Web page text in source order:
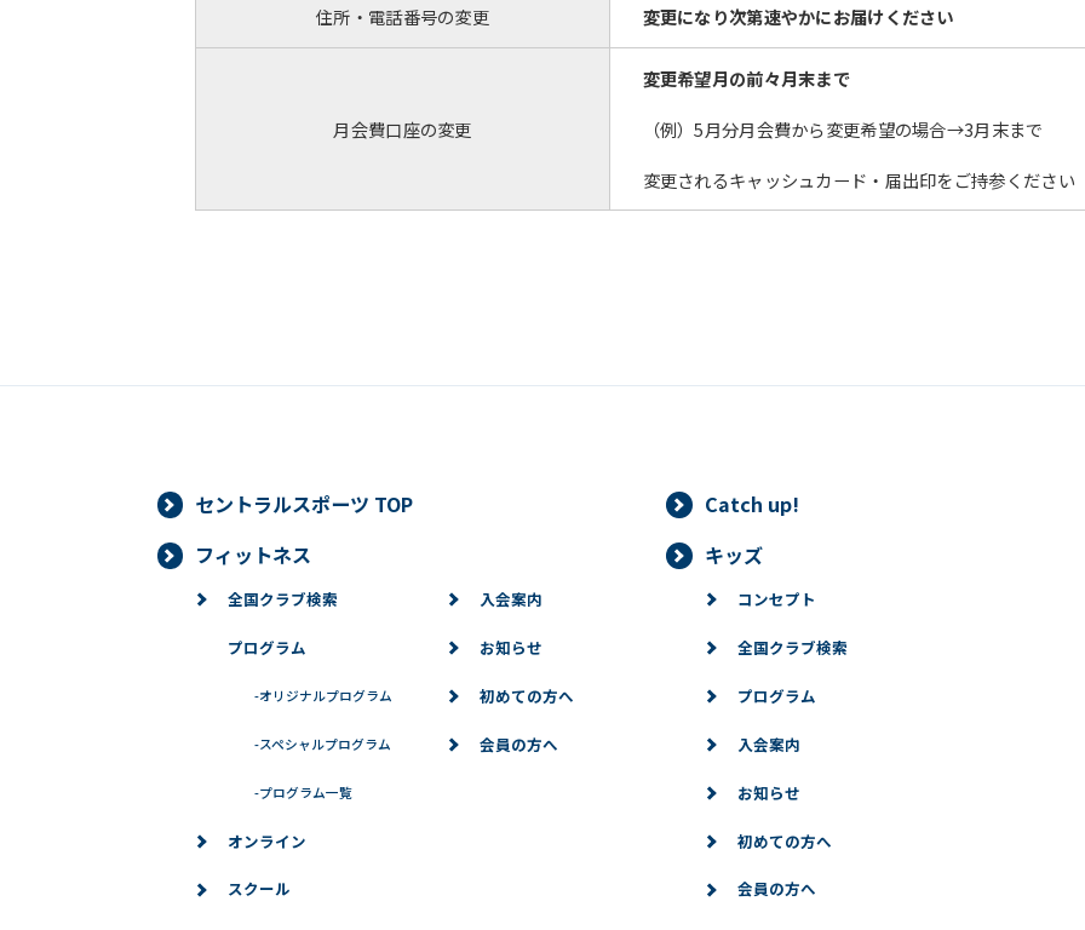
住所・電話番号の変更 変更になり次第速やかにお届けください
月会費口座の変更
変更希望月の前々月末まで
（例）5月分月会費から変更希望の場合→3月末まで
変更されるキャッシュカード・届出印をご持参ください
Automatic translation start
セントラルスポーツ TOP
Catch up!
フィットネス
全国クラブ検索
プログラム
-オリジナルプログラム
-スペシャルプログラム
-プログラム一覧
オンライン
スクール
入会案内
お知らせ
初めての方へ
会員の方へ
キッズ
コンセプト
全国クラブ検索
プログラム
入会案内
お知らせ
初めての方へ
会員の方へ